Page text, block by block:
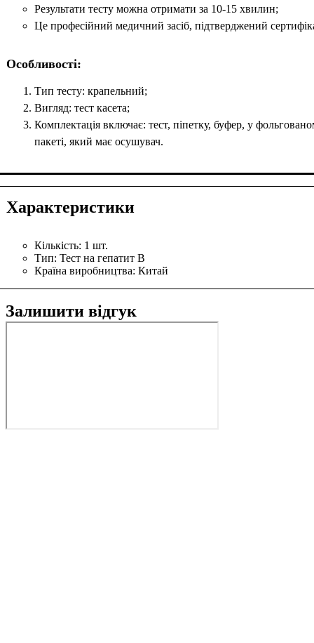
Результати тесту можна отримати за 10-15 хвилин;
Це професійний медичний засіб, підтверджений
Особливості:
Тип тесту: крапельний;
Вигляд: тест касета;
Комплектація включає: тест, піпетку, буфер, у
пакеті, який має осушувач.
Характеристики
Кількість: 1 шт.
Тип: Тест на гепатит B
Країна виробництва: Китай
Залишити відгук